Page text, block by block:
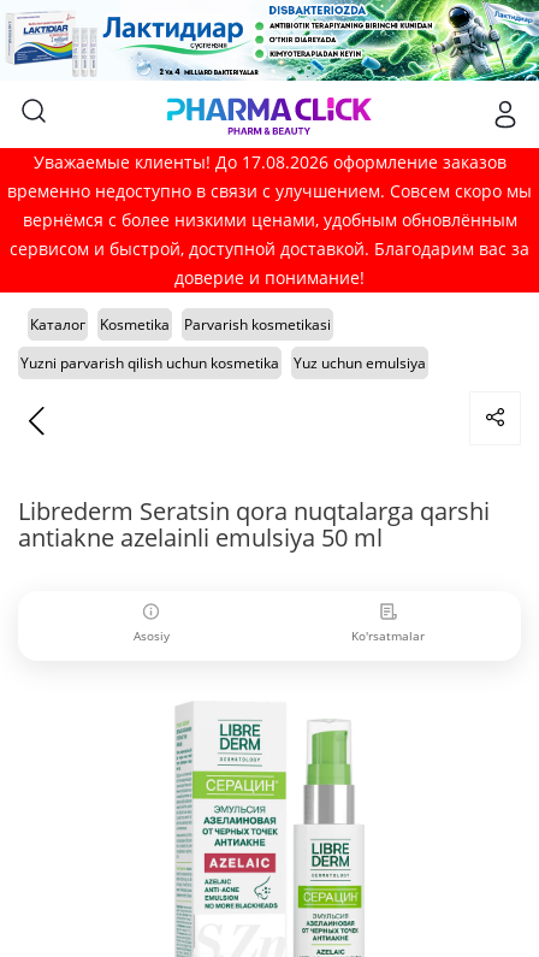
Уважаемые клиенты! До 17.08.2026 оформление заказов
временно недоступно в связи с улучшением. Совсем скоро мы
вернёмся с более низкими ценами, удобным обновлённым
сервисом и быстрой, доступной доставкой. Благодарим вас за
доверие и понимание!
Каталог Kosmetika
Parvarish kosmetikasi
Yuzni parvarish qilish uchun kosmetika
Yuz uchun emulsiya
Librederm Seratsin qora nuqtalarga qarshi
antiakne azelainli emulsiya 50 ml
Asosiy Ko'rsatmalar